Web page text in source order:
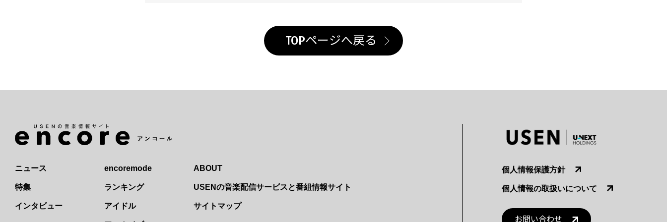
TOPページへ戻る
ニュース
特集
インタビュー
encoremode
ランキング
アイドル
ABOUT
USENの音楽配信サービスと番組情報サイト
サイトマップ
個人情報保護方針
個人情報の取扱いについて
お問い合わせ